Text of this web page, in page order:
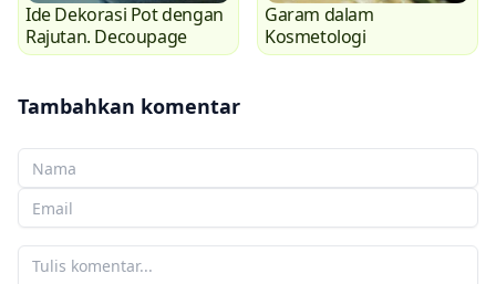
Ide Dekorasi Pot dengan
Rajutan. Decoupage
Garam dalam
Kosmetologi
Tambahkan komentar
Nama Anda
Email Anda
Komentar Anda